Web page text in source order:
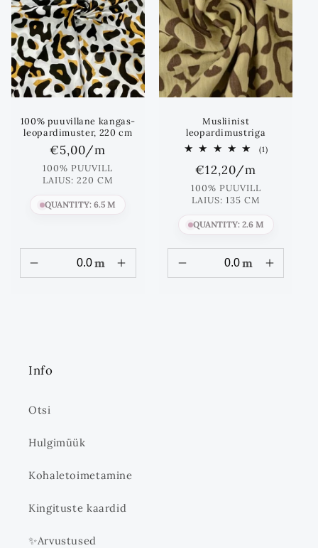
k
:
100% puuvillane kangas-
leopardimuster, 220 cm
Standards
hind
€5,00/m
100% PUUVILL
LAIUS: 220 CM
QUANTITY: 6.5 M
m
Musliinist
leopardimustriga
(1)1
Standards
hind
€12,20/m
100% PUUVILL
LAIUS: 135 CM
QUANTITY: 2.6 M
m
Info
Otsi
Hulgimüük
Kohaletoimetamine
Kingituste kaardid
✨Arvustused